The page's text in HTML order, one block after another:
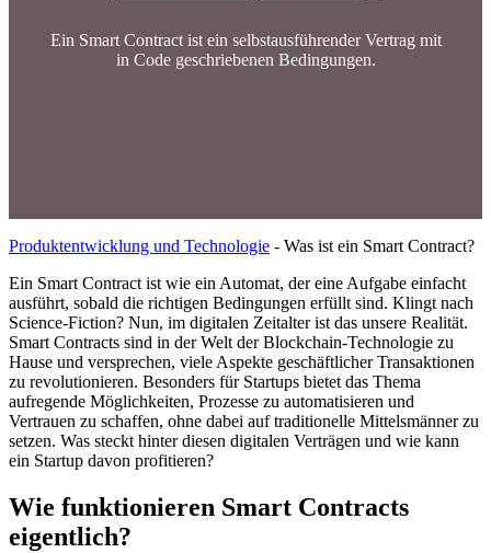
Ein Smart Contract ist ein selbstausführender Vertrag mit
in Code geschriebenen Bedingungen.
Produktentwicklung und Technologie - Was ist ein Smart Contract?
Ein Smart Contract ist wie ein Automat, der eine Aufgabe einfacht
ausführt, sobald die richtigen Bedingungen erfüllt sind. Klingt nach
Science-Fiction? Nun, im digitalen Zeitalter ist das unsere Realität.
Smart Contracts sind in der Welt der Blockchain-Technologie zu
Hause und versprechen, viele Aspekte geschäftlicher Transaktionen
zu revolutionieren. Besonders für Startups bietet das Thema
aufregende Möglichkeiten, Prozesse zu automatisieren und
Vertrauen zu schaffen, ohne dabei auf traditionelle Mittelsmänner zu
setzen. Was steckt hinter diesen digitalen Verträgen und wie kann
ein Startup davon profitieren?
Wie funktionieren Smart Contracts
eigentlich?